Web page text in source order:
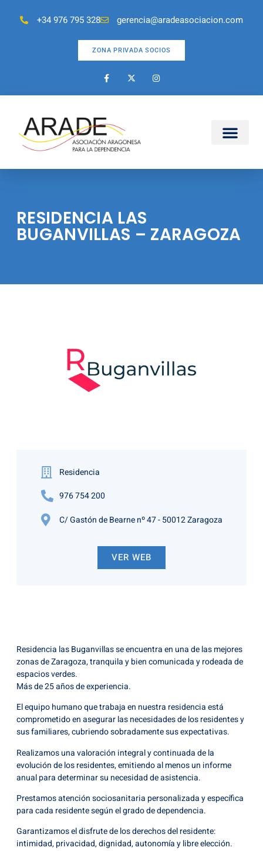
+34 976 795 328 gerencia@aradeasociacion.com
ZONA PRIVADA SOCIOS
RESIDENCIA LAS
BUGANVILLAS – ZARAGOZA
Residencia las Buganvillas se encuentra en una de las mejores
zonas de Zaragoza, tranquila y bien comunicada y rodeada de
espacios verdes.
Más de 25 años de experiencia.
El equipo humano que trabaja en nuestra residencia está
comprometido en asegurar las necesidades de los residentes y
sus familiares, cubriendo sobradamente sus expectativas.
Realizamos una valoración integral y continuada de la
evolución de los residentes, emitiendo al menos un informe
anual para determinar su necesidad de asistencia.
Prestamos atención sociosanitaria personalizada y específica
para cada residente según el grado de dependencia.
Garantizamos el disfrute de los derechos del residente:
intimidad, privacidad, dignidad, autonomía y libre elección.
Residencia
976 754 200
C/ Gastón de Bearne nº 47 - 50012 Zaragoza
VER WEB